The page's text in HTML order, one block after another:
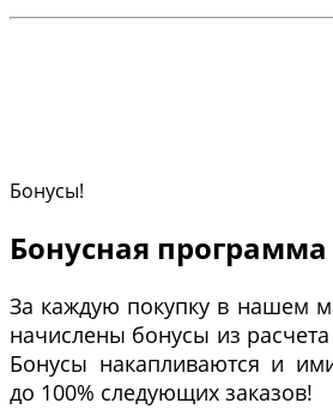
Бонусы!
Бонусная программа
За каждую покупку в нашем
начислены бонусы из
Бонусы накапливаются и
до 100% следующих заказов!